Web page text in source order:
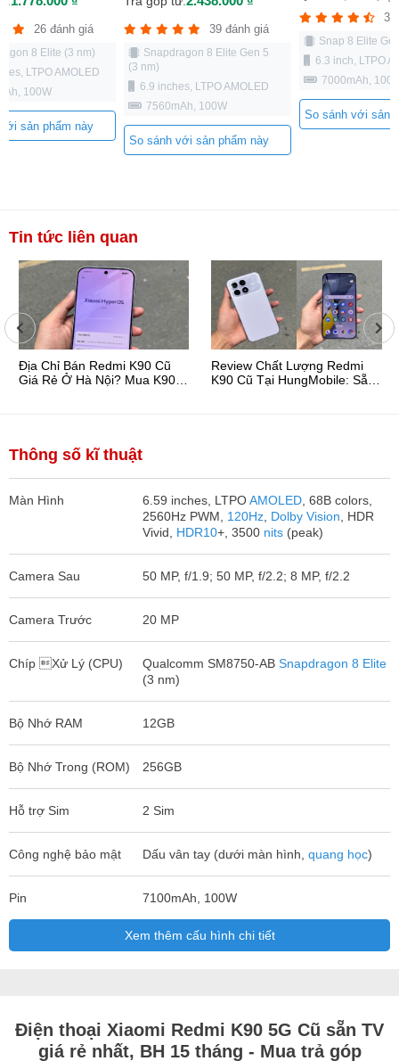
26 đánh giá
8 Elite (3 nm)
LTPO AMOLED
100W
sản phẩm này
39 đánh giá
Snapdragon 8 Elite Gen 5
(3 nm)
6.9 inches, LTPO AMOLED
7560mAh, 100W
So sánh với sản phẩm này
38
Snap 8 Elite
6.3 inch, LTPO
7000mAh,
So sánh với sản
Tin tức liên quan
Địa Chỉ Bán Redmi K90 Cũ
Giá Rẻ Ở Hà Nội? Mua K90
Review Chất Lượng Redmi
K90 Cũ Tại HungMobile: Sẵn
Thông số kĩ thuật
Màn Hình 6.59 inches, LTPOAMOLED, 68B colors,
2560Hz PWM, 120Hz, Dolby Vision , HDR
Vivid, HDR10+, 3500 nits(peak)
Camera Sau 50 MP, f/1.9; 50 MP, f/2.2; 8 MP, f/2.2
Camera Trước 20 MP
Chíp Xử Lý (CPU) Qualcomm SM8750-AB Snapdragon 8 Elite
(3 nm)
Bộ Nhớ RAM 12GB
Bộ Nhớ Trong (ROM) 256GB
Hỗ trợ Sim 2 Sim
Công nghệ bảo mật Dấu vân tay (dưới màn hình, quang học)
Pin 7100mAh, 100W
Xem thêm cấu hình chi tiết
Điện thoại Xiaomi Redmi K90 5G Cũ sẵn TV
giá rẻ nhất, BH 15 tháng - Mua trả góp